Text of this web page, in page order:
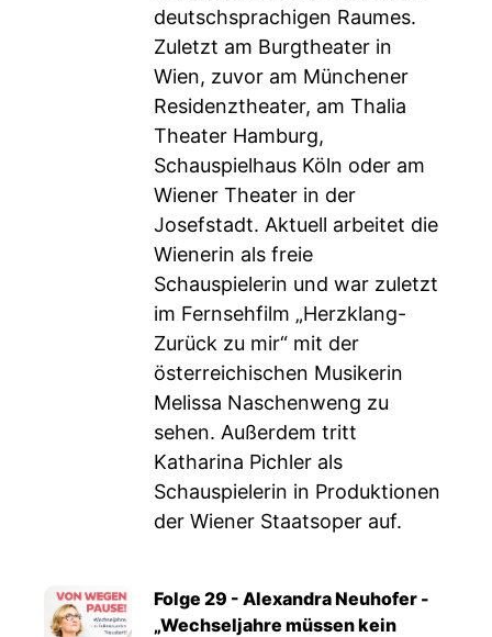
deutschsprachigen Raumes.
Zuletzt am Burgtheater in
Wien, zuvor am Münchener
Residenztheater, am Thalia
Theater Hamburg,
Schauspielhaus Köln oder am
Wiener Theater in der
Josefstadt. Aktuell arbeitet die
Wienerin als freie
Schauspielerin und war zuletzt
im Fernsehfilm „Herzklang-
Zurück zu mir“ mit der
österreichischen Musikerin
Melissa Naschenweng zu
sehen. Außerdem tritt
Katharina Pichler als
Schauspielerin in Produktionen
der Wiener Staatsoper auf.
Folge 29 - Alexandra Neuhofer -
„Wechseljahre müssen kein